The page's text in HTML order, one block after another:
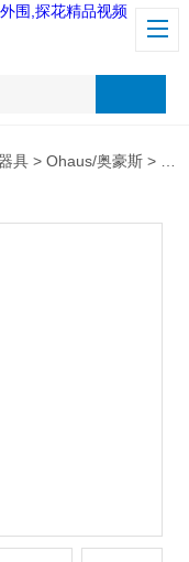
围,探花精品视频
具 >Ohaus/奥豪斯 > 奥豪斯 PR124ZH电子天平